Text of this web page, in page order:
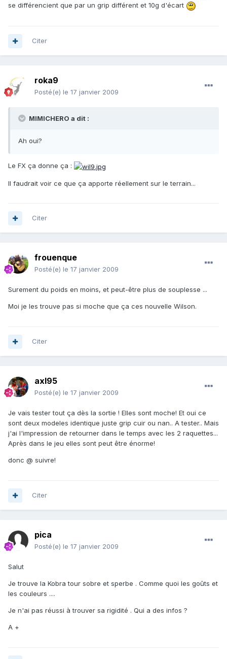
se différencient que par un grip différent et 10g d'écart
Citer
roka9
Posté(e) le 17 janvier 2009
MIMICHERO a dit :
Ah oui?
Le FX ça donne ça :
Il faudrait voir ce que ça apporte réellement sur le terrain...
Citer
frouenque
Posté(e) le 17 janvier 2009
Surement du poids en moins, et peut-être plus de souplesse ...
Moi je les trouve pas si moche que ça ces nouvelle Wilson.
Citer
axl95
Posté(e) le 17 janvier 2009
Je vais tester tout ça dès la sortie ! Elles sont moche! Et oui ce
sont deux modeles identique juste grip cuir ou nan.. A tester.. Mais
j'ai l'impression de retourner dans le temps avec les 2 raquettes...
Après dans le jeu elles sont peut être énorme!
donc @ suivre!
Citer
pica
Posté(e) le 17 janvier 2009
Salut
Je trouve la Kobra tour sobre et sperbe . Comme quoi les goûts et
les couleurs ....
Je n'ai pas réussi à trouver sa rigidité . Qui a des infos ?
A +